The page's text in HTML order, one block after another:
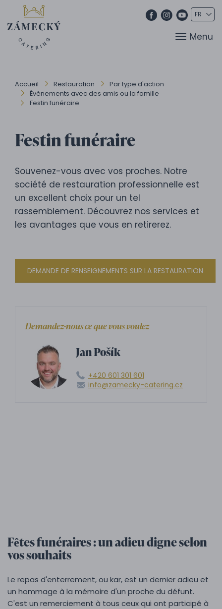
Menu
Accueil Restauration
Par type d'action
Événements avec des amis ou la famille
Festin funéraire
Festin funéraire
Souvenez-vous avec vos proches. Notre
société de restauration professionnelle est
un excellent choix pour un tel
rassemblement. Découvrez nos services et
les avantages que vous en retirerez.
DEMANDE DE RENSEIGNEMENTS SUR LA RESTAURATION
Demandez-nous ce que vous voulez
Jan Pošík
+420 601 301 601
info@zamecky-catering.cz
Fêtes funéraires : un adieu digne selon
vos souhaits
Le repas d'enterrement, ou kar, est un dernier adieu et
un hommage à la mémoire d'un proche du défunt.
C'est un remerciement à tous ceux qui ont participé à